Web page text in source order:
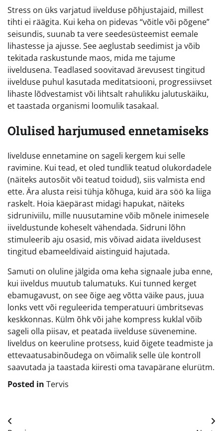
Stress on üks varjatud iivelduse põhjustajaid, millest
tihti ei räägita. Kui keha on pidevas “võitle või põgene”
seisundis, suunab ta vere seedesüsteemist eemale
lihastesse ja ajusse. See aeglustab seedimist ja võib
tekitada raskustunde maos, mida me tajume
iiveldusena. Teadlased soovitavad ärevusest tingitud
iivelduse puhul kasutada meditatsiooni, progressiivset
lihaste lõdvestamist või lihtsalt rahulikku jalutuskäiku,
et taastada organismi loomulik tasakaal.
Olulised harjumused ennetamiseks
Iivelduse ennetamine on sageli kergem kui selle
ravimine. Kui tead, et oled tundlik teatud olukordadele
(näiteks autosõit või teatud toidud), siis valmista end
ette. Ära alusta reisi tühja kõhuga, kuid ära söö ka liiga
raskelt. Hoia käepärast midagi hapukat, näiteks
sidruniviilu, mille nuusutamine võib mõnele inimesele
iiveldustunde koheselt vähendada. Sidruni lõhn
stimuleerib aju osasid, mis võivad aidata iiveldusest
tingitud ebameeldivaid aistinguid hajutada.
Samuti on oluline jälgida oma keha signaale juba enne,
kui iiveldus muutub talumatuks. Kui tunned kerget
ebamugavust, on see õige aeg võtta väike paus, juua
lonks vett või reguleerida temperatuuri ümbritsevas
keskkonnas. Külm õhk või jahe kompress kuklal võib
sageli olla piisav, et peatada iivelduse süvenemine.
Iiveldus on keeruline protsess, kuid õigete teadmiste ja
ettevaatusabinõudega on võimalik selle üle kontroll
saavutada ja taastada kiiresti oma tavapärane elurütm.
Posted in Tervis
Navigeerimine